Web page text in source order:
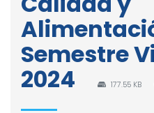
Semestre
2024
177.55 KB